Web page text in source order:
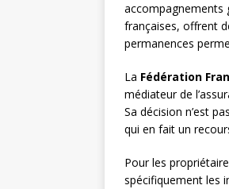
accompagnements
françaises, offrent
permanences
La Fédération
médiateur de
Sa décision n’est
qui en fait un
Pour les
spécifiquement les